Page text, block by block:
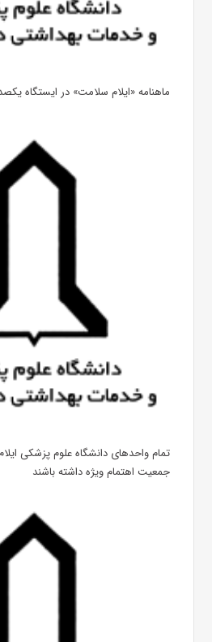
ماهنامه «ایلام سلامت» در ایستگاه
تمام واحدهای دانشگاه علوم پزشکی
جمعیت اهتمام ویژه داشته باشند